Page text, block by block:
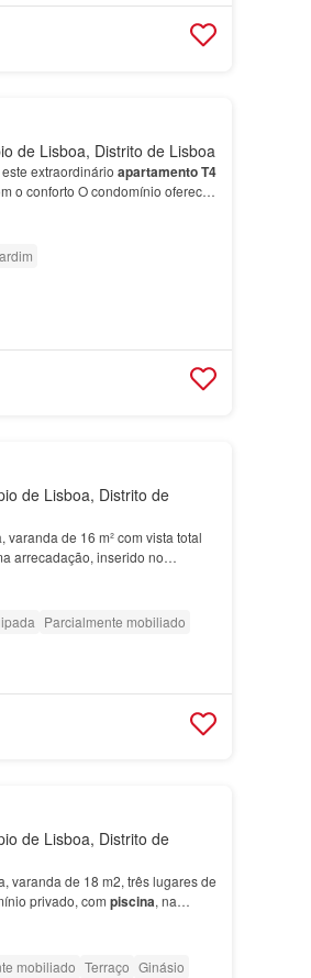
de Lisboa, Distrito de Lisboa
extraordinário apartamentoT4
o conforto O condomínio oferece
de Lisboa, Distrito de
de 16 m² com vista total
arrecadação, inserido no
Parcialmente mobiliado
de Lisboa, Distrito de
varanda de 18 m2, três lugares de
privado, com piscina, na
mobiliado Terraço Ginásio